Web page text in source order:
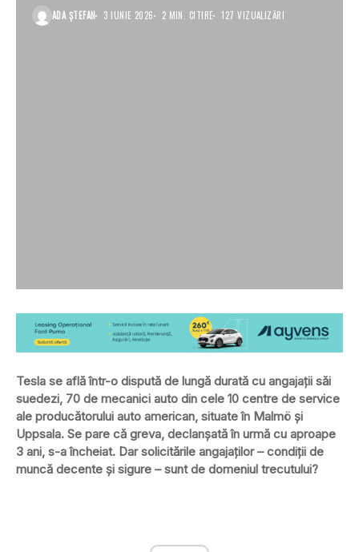
ADA ȘTEFAN 3 IUNIE 2026 2 MIN. CITIRE 127 VIZUALIZĂRI
Tesla se află într-o dispută de lungă durată cu angajații săi
suedezi, 70 de mecanici auto din cele 10 centre de service
ale producătorului auto american, situate în Malmö și
Uppsala. Se pare că greva, declanșată în urmă cu aproape
3 ani, s-a încheiat. Dar solicitările angajaților – condiții de
muncă decente și sigure – sunt de domeniul trecutului?